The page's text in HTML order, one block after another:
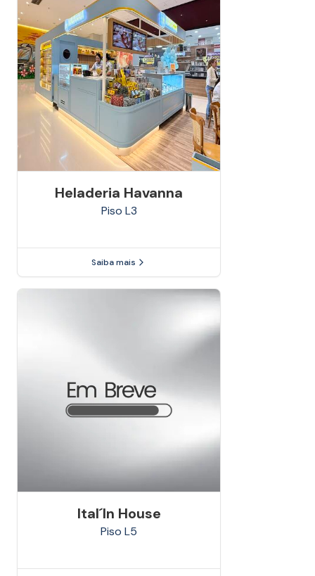
Heladeria Havanna
Piso L3
Saiba mais
Ital´in House
Piso L5